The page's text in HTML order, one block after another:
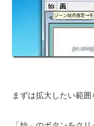
まずは拡大したい範